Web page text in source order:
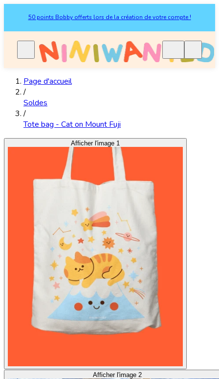
50 points Bobby offerts lors de la création de votre compte !
Page d'accueil
/
Soldes
/
Tote bag - Cat on Mount Fuji
Afficher l'image 1
Afficher l'image 2